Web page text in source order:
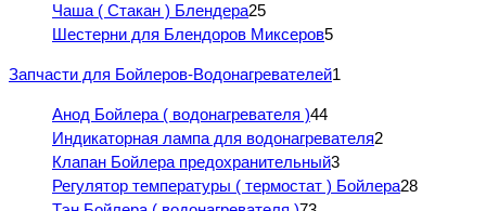
Чаша ( Стакан ) Блендера25
Шестерни для Блендоров Миксеров5
Запчасти для Бойлеров-Водонагревателей1
Анод Бойлера ( водонагревателя )44
Индикаторная лампа для водонагревателя2
Клапан Бойлера предохранительный3
Регулятор температуры ( термостат ) Бойлера28